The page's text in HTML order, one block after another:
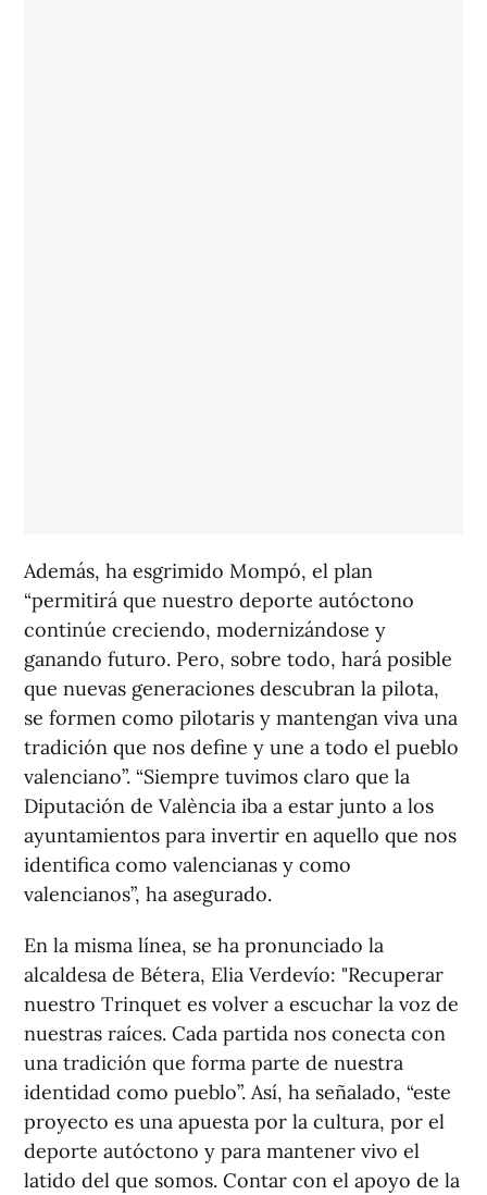
Además, ha esgrimido Mompó, el plan
“permitirá que nuestro deporte autóctono
continúe creciendo, modernizándose y
ganando futuro. Pero, sobre todo, hará posible
que nuevas generaciones descubran la pilota,
se formen como pilotaris y mantengan viva una
tradición que nos define y une a todo el pueblo
valenciano”. “Siempre tuvimos claro que la
Diputación de València iba a estar junto a los
ayuntamientos para invertir en aquello que nos
identifica como valencianas y como
valencianos”, ha asegurado.
En la misma línea, se ha pronunciado la
alcaldesa de Bétera, Elia Verdevío: "Recuperar
nuestro Trinquet es volver a escuchar la voz de
nuestras raíces. Cada partida nos conecta con
una tradición que forma parte de nuestra
identidad como pueblo”. Así, ha señalado, “este
proyecto es una apuesta por la cultura, por el
deporte autóctono y para mantener vivo el
latido del que somos. Contar con el apoyo de la